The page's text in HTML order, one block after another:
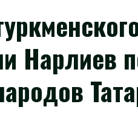
Нарлиев